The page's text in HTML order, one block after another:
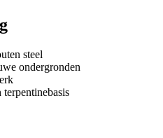
steel
ondergronden